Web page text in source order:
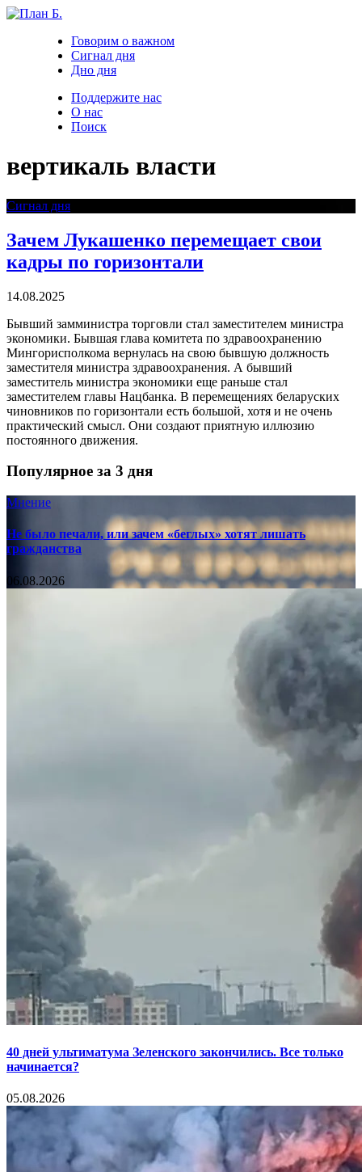
Говорим о важном
Сигнал дня
Дно дня
Поддержите нас
О нас
Поиск
вертикаль власти
Сигнал дня
Зачем Лукашенко перемещает свои
кадры по горизонтали
14.08.2025
Бывший замминистра торговли стал заместителем министра
экономики. Бывшая глава комитета по здравоохранению
Мингорисполкома вернулась на свою бывшую должность
заместителя министра здравоохранения. А бывший
заместитель министра экономики еще раньше стал
заместителем главы Нацбанка. В перемещениях беларуских
чиновников по горизонтали есть большой, хотя и не очень
практический смысл. Они создают приятную иллюзию
постоянного движения.
Популярное за 3 дня
Мнение
Не было печали, или зачем «беглых» хотят лишать
гражданства
06.08.2026
40 дней ультиматума Зеленского закончились. Все только
начинается?
05.08.2026